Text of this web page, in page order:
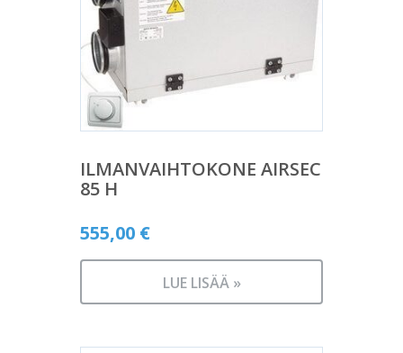
ILMANVAIHTOKONE AIRSEC
85 H
555,00 €
LUE LISÄÄ »